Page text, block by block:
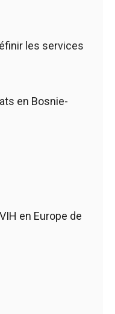
les services
en Bosnie-
en Europe de